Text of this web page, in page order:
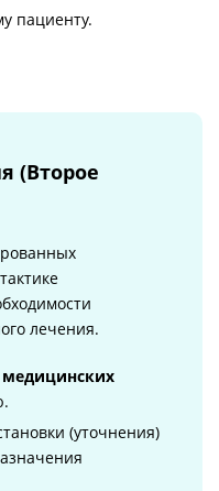
пациенту.
(Второе
лечения.
медицинских
(уточнения)